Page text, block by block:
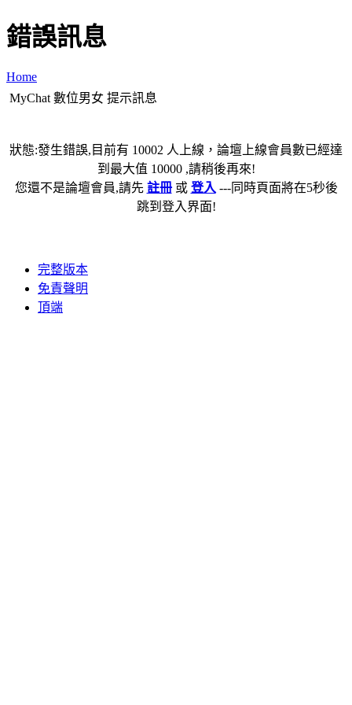
錯誤訊息
Home
MyChat 數位男女 提示訊息
狀態:發生錯誤,目前有 10002 人上線，論壇上線會員數已經達
到最大值 10000 ,請稍後再來!
您還不是論壇會員,請先 註冊或 登入 ---同時頁面將在5秒後
跳到登入界面!
完整版本
免責聲明
頂端